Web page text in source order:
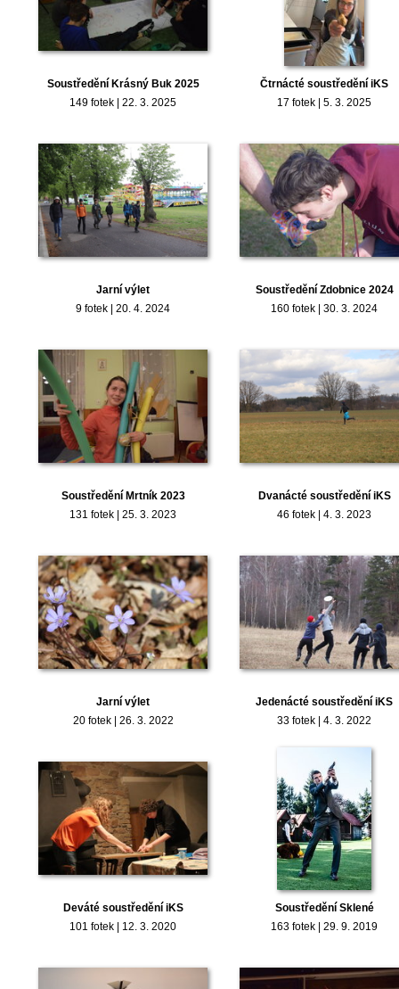
Soustředění Krásný Buk 2025
149 fotek | 22. 3. 2025
Čtrnácté soustředění iKS
17 fotek | 5. 3. 2025
Jarní výlet
9 fotek | 20. 4. 2024
Soustředění Zdobnice 2024
160 fotek | 30. 3. 2024
Soustředění Mrtník 2023
131 fotek | 25. 3. 2023
Dvanácté soustředění iKS
46 fotek | 4. 3. 2023
Jarní výlet
20 fotek | 26. 3. 2022
Jedenácté soustředění iKS
33 fotek | 4. 3. 2022
Deváté soustředění iKS
101 fotek | 12. 3. 2020
Soustředění Sklené
163 fotek | 29. 9. 2019